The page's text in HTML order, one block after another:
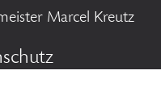
Marcel Kreutz